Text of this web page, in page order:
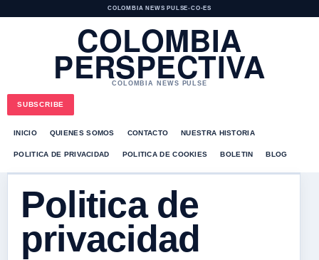
COLOMBIA NEWS PULSE•CO-ES
COLOMBIA
PERSPECTIVA
COLOMBIA NEWS PULSE
SUBSCRIBE
INICIO QUIENES SOMOS CONTACTO NUESTRA HISTORIA
POLITICA DE PRIVACIDAD POLITICA DE COOKIES BOLETIN BLOG
Politica de
privacidad